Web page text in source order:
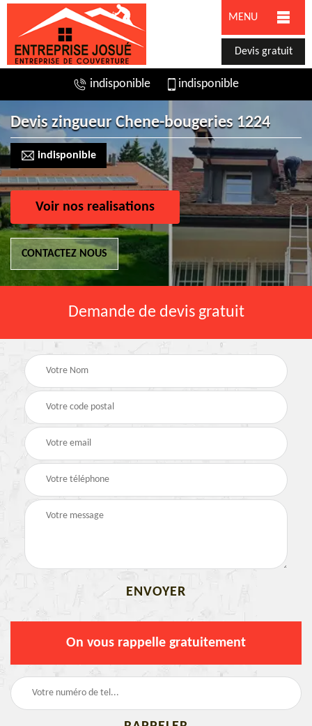
MENU
Devis gratuit
indisponible indisponible
Devis zingueur Chene-bougeries 1224
indisponible
Voir nos realisations
CONTACTEZ NOUS
Demande de devis gratuit
On vous rappelle gratuitement